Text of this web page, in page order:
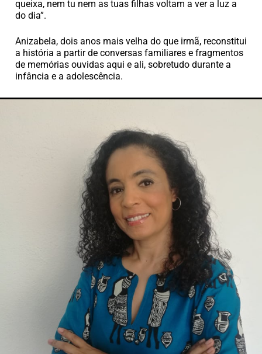
queixa, nem tu nem as tuas filhas voltam a ver a luz a
do dia”.
Anizabela, dois anos mais velha do que irmã, reconstitui
a história a partir de conversas familiares e fragmentos
de memórias ouvidas aqui e ali, sobretudo durante a
infância e a adolescência.